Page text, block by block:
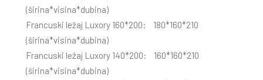
(širina*visina*dubina)
Francuski ležaj Luxory 160*200: 180*160*210
(širina*visina*dubina)
Francuski ležaj Luxory 140*200: 160*160*210
(širina*visina*dubina)